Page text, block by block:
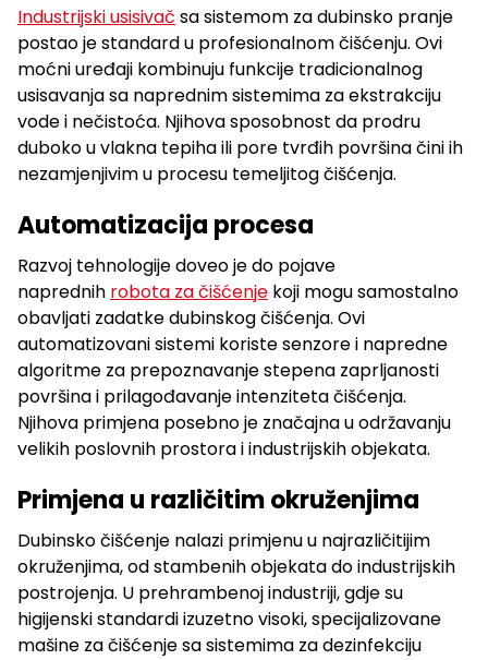
Industrijski usisivač sa sistemom za dubinsko pranje
postao je standard u profesionalnom čišćenju. Ovi
moćni uređaji kombinuju funkcije tradicionalnog
usisavanja sa naprednim sistemima za ekstrakciju
vode i nečistoća. Njihova sposobnost da prodru
duboko u vlakna tepiha ili pore tvrđih površina čini ih
nezamjenjivim u procesu temeljitog čišćenja.
Automatizacija procesa
Razvoj tehnologije doveo je do pojave
naprednih robota za čišćenje koji mogu samostalno
obavljati zadatke dubinskog čišćenja. Ovi
automatizovani sistemi koriste senzore i napredne
algoritme za prepoznavanje stepena zaprljanosti
površina i prilagođavanje intenziteta čišćenja.
Njihova primjena posebno je značajna u održavanju
velikih poslovnih prostora i industrijskih objekata.
Primjena u različitim okruženjima
Dubinsko čišćenje nalazi primjenu u najrazličitijim
okruženjima, od stambenih objekata do industrijskih
postrojenja. U prehrambenoj industriji, gdje su
higijenski standardi izuzetno visoki, specijalizovane
mašine za čišćenje sa sistemima za dezinfekciju